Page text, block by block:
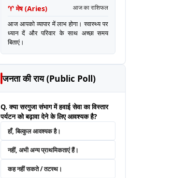
♈ मेष(Aries) आज का राशिफल
आज आपको व्यापार में लाभ होगा। स्वास्थ्य पर
ध्यान दें और परिवार के साथ अच्छा समय
बिताएं।
जनता की राय (Public Poll)
Q. क्या सरगुजा संभाग में हवाई सेवा का विस्तार
पर्यटन को बढ़ावा देने के लिए आवश्यक है?
हाँ, बिल्कुल आवश्यक है।
नहीं, अभी अन्य प्राथमिकताएं हैं।
कह नहीं सकते / तटस्थ।